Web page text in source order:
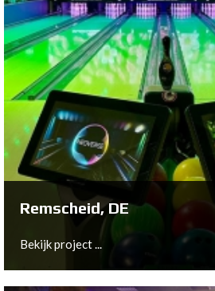
Hemsedal, NO
Bekijk project ...
Remscheid, DE
Bekijk project ...